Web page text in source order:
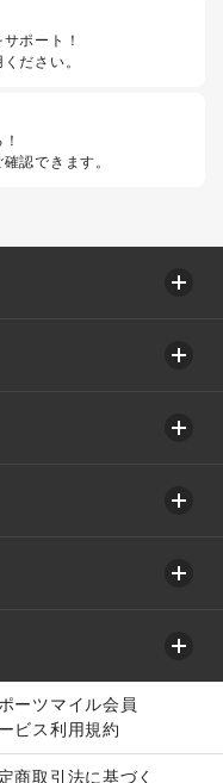
ポート！
ださい。
認できます。
ーツマイル会員
ビス利用規約
商取引法に基づく